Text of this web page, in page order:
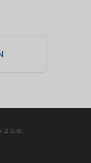
z o.o.